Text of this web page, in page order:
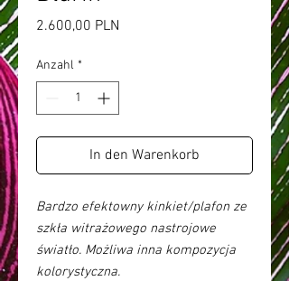
2.600,00 PLN
Anzahl *
In den Warenkorb
Bardzo efektowny kinkiet/plafon ze
szkła witrażowego nastrojowe
światło. Możliwa inna kompozycja
kolorystyczna.